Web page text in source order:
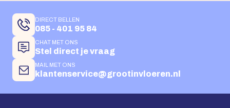
DIRECT BELLEN
085 - 401 95 84
CHAT MET ONS
Stel direct je vraag
MAIL MET ONS
klantenservice@grootinvloeren.nl